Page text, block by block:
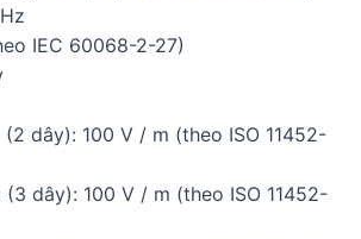
IEC 60068-2-27)
dây): 100 V / m (theo ISO 11452-
dây): 100 V / m (theo ISO 11452-